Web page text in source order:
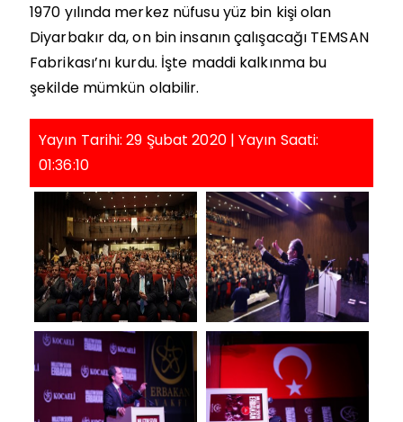
1970 yılında merkez nüfusu yüz bin kişi olan
Diyarbakır da, on bin insanın çalışacağı TEMSAN
Fabrikası’nı kurdu. İşte maddi kalkınma bu
şekilde mümkün olabilir.
Yayın Tarihi: 29 Şubat 2020 | Yayın Saati:
01:36:10